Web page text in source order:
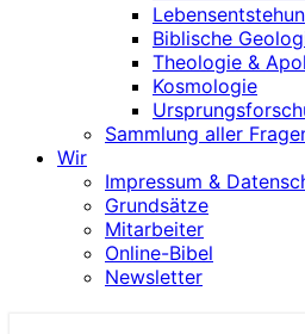
Biblische
Theologie &
Kosmologie
Sammlung aller
Wir
Impressum &
Grundsätze
Mitarbeiter
Online-Bibel
Newsletter